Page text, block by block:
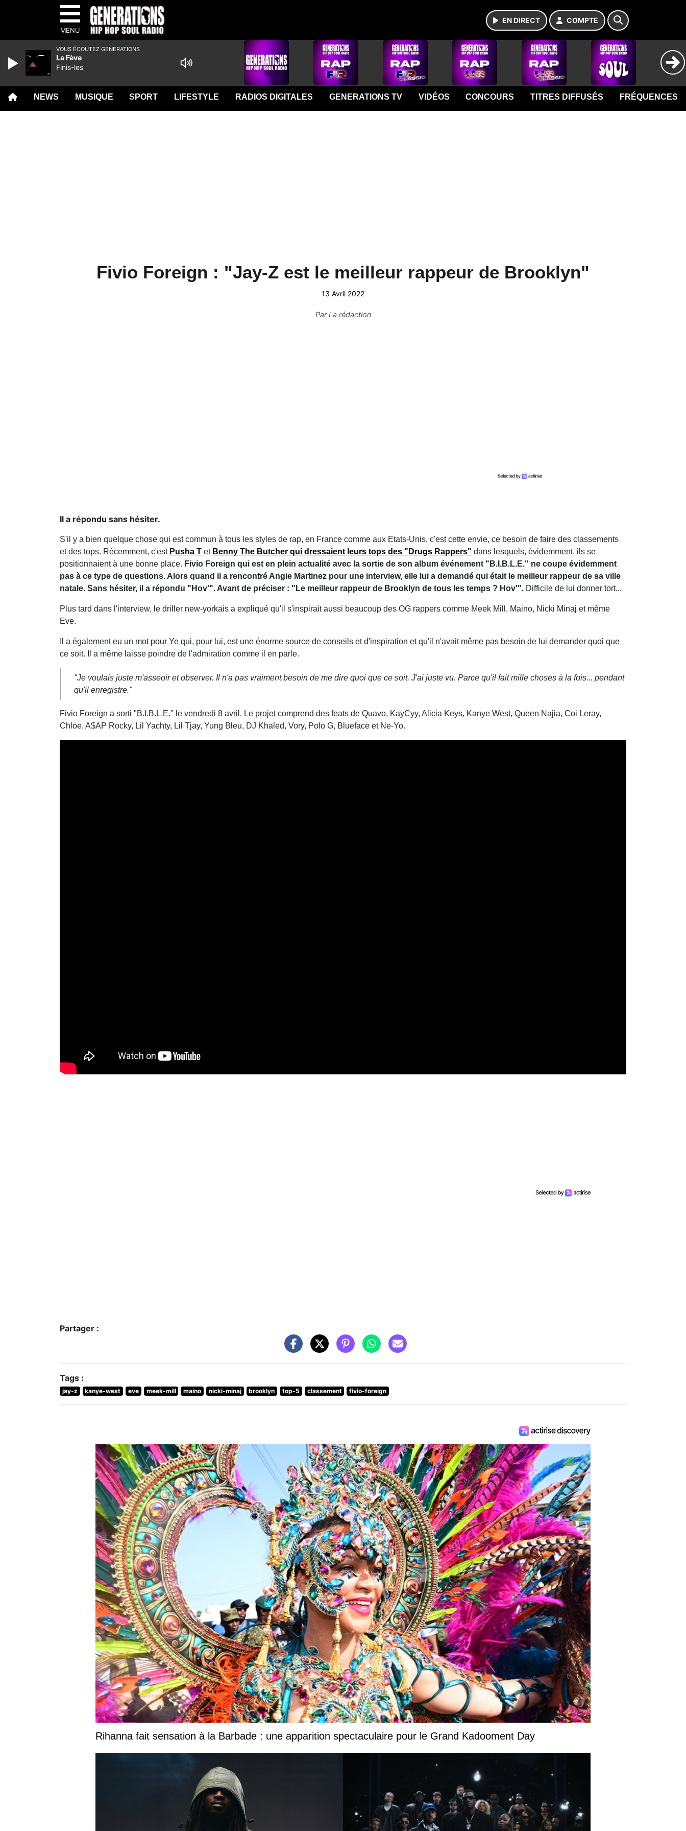
MENU
EN DIRECT COMPTE
NEWS MUSIQUE SPORT LIFESTYLE RADIOS DIGITALES GENERATIONS TV VIDÉOS CONCOURS TITRES DIFFUSÉS FRÉQUENCES
Fivio Foreign : "Jay-Z est le meilleur rappeur de Brooklyn"
13 Avril 2022
ParLa rédaction
Il a répondu sans hésiter.
S'il y a bien quelque chose qui est commun à tous les styles de rap, en France comme aux Etats-Unis, c'est cette envie, ce besoin de faire des classements
et des tops. Récemment, c'est Pusha T et Benny The Butcher qui dressaient leurs tops des "Drugs Rappers" dans lesquels, évidemment, ils se
positionnaient à une bonne place. Fivio Foreign qui est en plein actualité avec la sortie de son album événement "B.I.B.L.E." ne coupe évidemment
pas à ce type de questions. Alors quand il a rencontré Angie Martinez pour une interview, elle lui a demandé qui était le meilleur rappeur de sa ville
natale. Sans hésiter, il a répondu "Hov'". Avant de préciser : "Le meilleur rappeur de Brooklyn de tous les temps ? Hov'". Difficile de lui donner tort...
Plus tard dans l'interview, le driller new-yorkais a expliqué qu'il s'inspirait aussi beaucoup des OG rappers comme Meek Mill, Maino, Nicki Minaj et même
Eve.
Il a également eu un mot pour Ye qui, pour lui, est une énorme source de conseils et d'inspiration et qu'il n'avait même pas besoin de lui demander quoi que
ce soit. Il a même laisse poindre de l'admiration comme il en parle.
"Je voulais juste m'asseoir et observer. Il n'a pas vraiment besoin de me dire quoi que ce soit. J'ai juste vu. Parce qu'il fait mille choses à la fois... pendant
qu'il enregistre."
Fivio Foreign a sorti "B.I.B.L.E." le vendredi 8 avril. Le projet comprend des feats de Quavo, KayCyy, Alicia Keys, Kanye West, Queen Najia, Coi Leray,
Chlöe, A$AP Rocky, Lil Yachty, Lil Tjay, Yung Bleu, DJ Khaled, Vory, Polo G, Blueface et Ne-Yo.
Partager :
Tags :
jay-z kanye-west eve meek-mill maino nicki-minaj brooklyn top-5 classement fivio-foreign
Rihanna fait sensation à la Barbade : une apparition spectaculaire pour le Grand Kadooment Day
VOUS ÉCOUTEZ GENERATIONS
La Fève
Finis-les